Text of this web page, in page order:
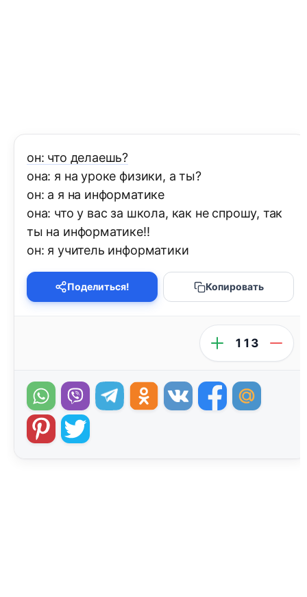
он: что делаешь?
она: я на уроке физики, а ты?
он: а я на информатике
она: что у вас за школа, как не спрошу, так
ты на информатике!!
он: я учитель информатики
Поделиться! Копировать
113